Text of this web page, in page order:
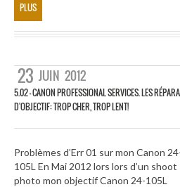
PLUS
23 JUIN 2012
5.02 – CANON PROFESSIONAL SERVICES. LES
D'OBJECTIF: TROP CHER, TROP LENT!
Problèmes d’Err 01 sur mon Canon
105L En Mai 2012 lors lors d’un shoot
photo mon objectif Canon 24-105L